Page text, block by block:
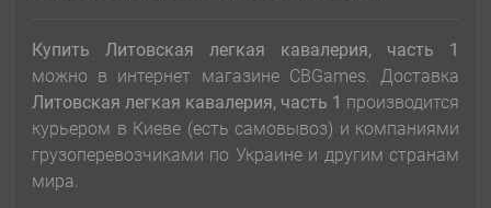
Купить Литовская легкая кавалерия, часть 1
можно в интернет магазине CBGames. Доставка
Литовская легкая кавалерия, часть 1 производится
курьером в Киеве (есть самовывоз) и компаниями
грузоперевозчиками по Украине и другим странам
мира.